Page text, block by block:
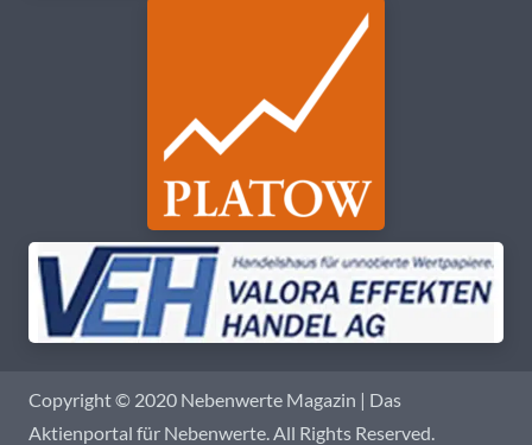
Copyright © 2020 Nebenwerte Magazin | Das
Aktienportal für Nebenwerte. All Rights Reserved.